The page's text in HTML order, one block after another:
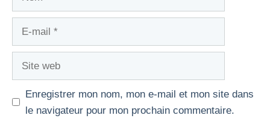
Enregistrer mon nom, mon e-mail et mon site dans
le navigateur pour mon prochain commentaire.